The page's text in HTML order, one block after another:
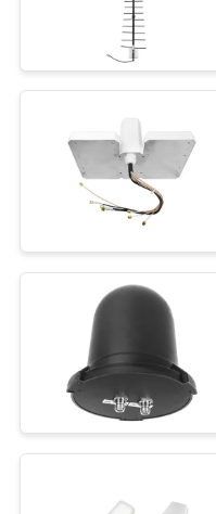
भ्रमण
नियंत्रण
समाचार